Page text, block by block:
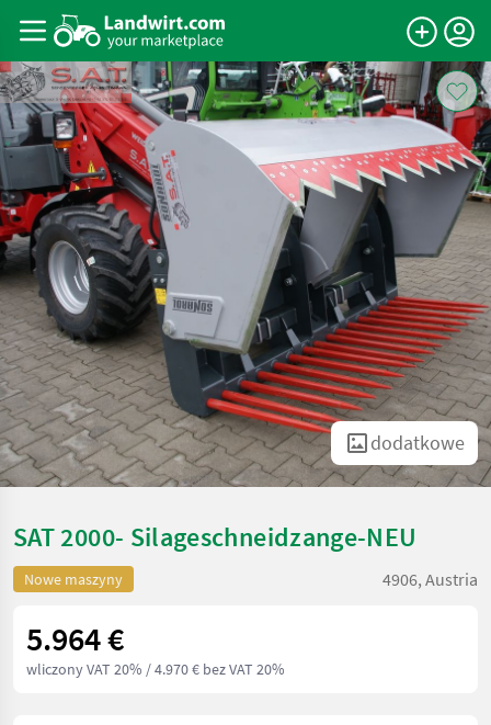
dodatkowe
SAT 2000- Silageschneidzange-NEU
Nowe maszyny 4906, Austria
5.964 €
wliczony VAT 20% / 4.970 € bez VAT 20%